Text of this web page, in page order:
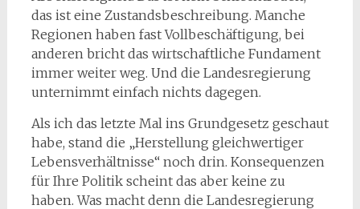
das ist eine Zustandsbeschreibung. Manche
Regionen haben fast Vollbeschäftigung, bei
anderen bricht das wirtschaftliche Fundament
immer weiter weg. Und die Landesregierung
unternimmt einfach nichts dagegen.
Als ich das letzte Mal ins Grundgesetz geschaut
habe, stand die „Herstellung gleichwertiger
Lebensverhältnisse“ noch drin. Konsequenzen
für Ihre Politik scheint das aber keine zu
haben. Was macht denn die Landesregierung